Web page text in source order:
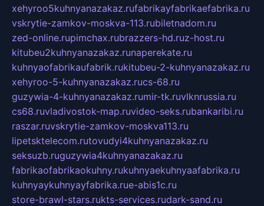
xehyroo5kuhnyanazakaz.rufabrikayfabrikaefabrika.ru
vskrytie-zamkov-moskva-113.rubiletnadom.ru
zed-online.rupimchax.rubrazzers-hd.ruz-host.ru
kitubeu2kuhnyanazakaz.runaperekate.ru
kuhnyaofabrikaufabrik.rukitubeu-2-kuhnyanazakaz.ru
xehyroo-5-kuhnyanazakaz.rucs-68.ru
guzywia-4-kuhnyanazakaz.rumir-tk.ruvlknrussia.ru
cs68.ruvladivostok-map.ruvideo-seks.rubankaribi.ru
raszar.ruvskrytie-zamkov-moskva113.ru
lipetsktelecom.rutovudyi4kuhnyanazakaz.ru
seksuzb.ruguzywia4kuhnyanazakaz.ru
fabrikaofabrikaokuhny.rukuhnyaekuhnyaafabrika.ru
kuhnyaykuhnyayfabrika.rue-abis1c.ru
store-brawl-stars.rukts-services.rudark-sand.ru